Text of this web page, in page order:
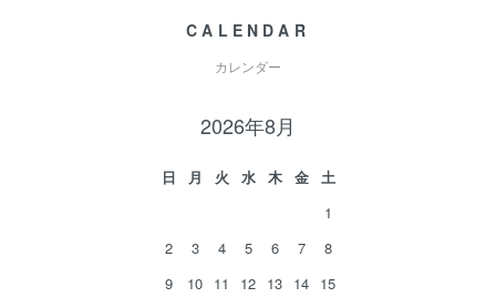
CALENDAR
カレンダー
2026年8月
日 月 火 水 木 金
土
1
2
3 4 5 6 7
8
9
10 11 12 13 14 15